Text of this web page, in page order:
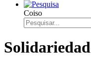
Coiso